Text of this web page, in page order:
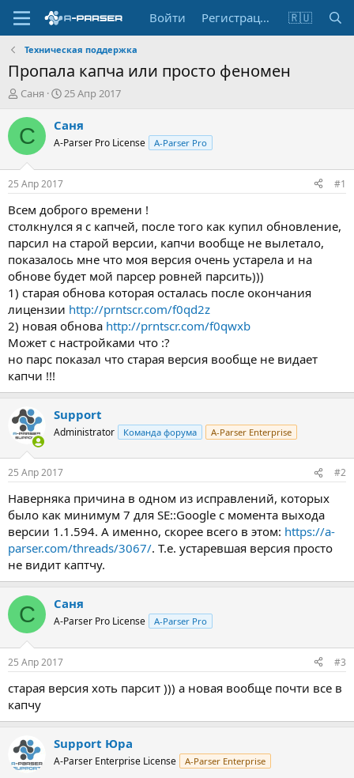
Войти Регистрация 🇷🇺
Техническая поддержка
Пропала капча или просто феномен
А
т
о
т
е
м
ы
Саня
Д
т
н
а
л
25 Апр 2017
С Саня
A-Parser Pro License A-Parser Pro
25 Апр 2017 #1
Всем доброго времени !
столкнулся я с капчей, после того как купил обновление,
парсил на старой версии, капчи вообще не вылетало,
показалось мне что моя версия очень устарела и на
обнове будет мой парсер ровней парсить)))
1) старая обнова которая осталась после окончания
лицензии http://prntscr.com/f0qd2z
2) новая обнова http://prntscr.com/f0qwxb
Может с настройками что :?
но парс показал что старая версия вообще не видает
капчи !!!
Support
Administrator Команда форума A-Parser Enterprise
25 Апр 2017 #2
Наверняка причина в одном из исправлений, которых
было как минимум 7 для SE::Google с момента выхода
версии 1.1.594. А именно, скорее всего в этом: https://a-
parser.com/threads/3067/. Т.е. устаревшая версия просто
не видит каптчу.
С Саня
A-Parser Pro License A-Parser Pro
25 Апр 2017 #3
старая версия хоть парсит ))) а новая вообще почти все в
капчу
Support Юра
A-Parser Enterprise License A-Parser Enterprise